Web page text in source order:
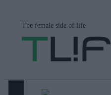
περιεχόμενο
The female side of life